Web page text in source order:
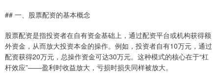
## 一、股票配资的基本概念
股票配资是指投资者在自有资金基础上，通过配资平台或机构获得额
外资金，从而放大投资本金的操作。例如，投资者自有10万元，通过
配资获得20万元，总操作资金可达30万元。这种模式的核心在于“杠
杆效应”——盈利时收益放大，亏损时损失同样被放大。